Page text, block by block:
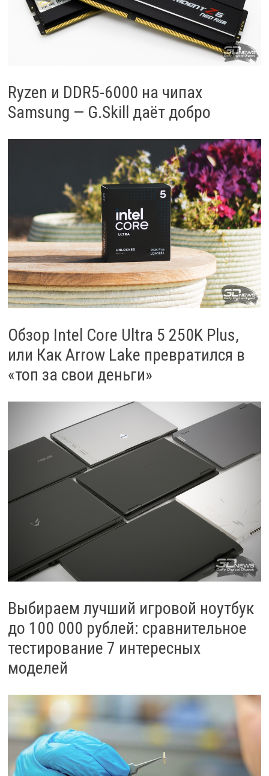
Ryzen и DDR5-6000 на чипах
Samsung — G.Skill даёт добро
Обзор Intel Core Ultra 5 250K Plus,
или Как Arrow Lake превратился в
«топ за свои деньги»
Выбираем лучший игровой ноутбук
до 100 000 рублей: сравнительное
тестирование 7 интересных
моделей